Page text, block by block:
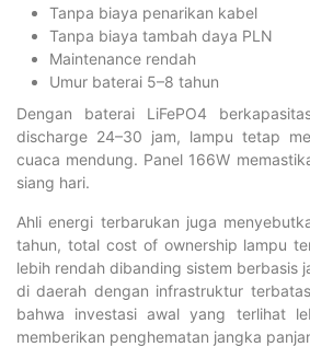
Tanpa biaya penarikan kabel
Tanpa biaya tambah daya PLN
Maintenance rendah
Umur baterai 5–8 tahun
Dengan baterai LiFePO4
discharge 24–30 jam, lampu tetap
cuaca mendung. Panel 166W
siang hari.
Ahli energi terbarukan juga
tahun, total cost of ownership lampu
lebih rendah dibanding sistem berbasis
di daerah dengan infrastruktur
bahwa investasi awal yang terlihat
memberikan penghematan jangka